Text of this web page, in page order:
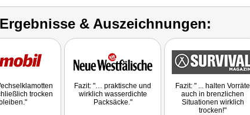
& Auszeichnungen:
trocken
bleiben."
Fazit: "… praktische und
wirklich wasserdichte
Packsäcke."
Fazit: " ... halten Vorräte
auch in brenzlichen
Situationen wirklich
trocken!"